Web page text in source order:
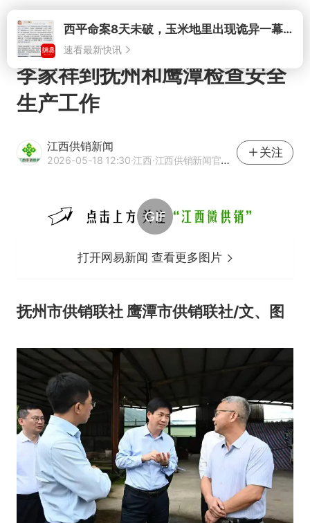
打开西平命案8天未破，玉米地里出现诡异一幕，我突然想起了欧金中
速看最新快讯
李家祥到抚州和鹰潭检查安全
生产工作
江西供销新闻
2026-05-18 12:30·江西·江西供销新闻官方网易号
关注
打开网易新闻 查看更多图片
抚州市供销联社 鹰潭市供销联社/文、图